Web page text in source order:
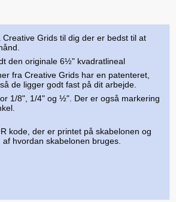
til tasker
Grids til dig der er bedst til at
den originale 6½" kvadratlineal
fra Creative Grids har en patenteret,
de ligger godt fast på dit arbejde.
1/8", 1/4" og ½". Der er også markering
kode, der er printet på skabelonen og
hvordan skabelonen bruges.